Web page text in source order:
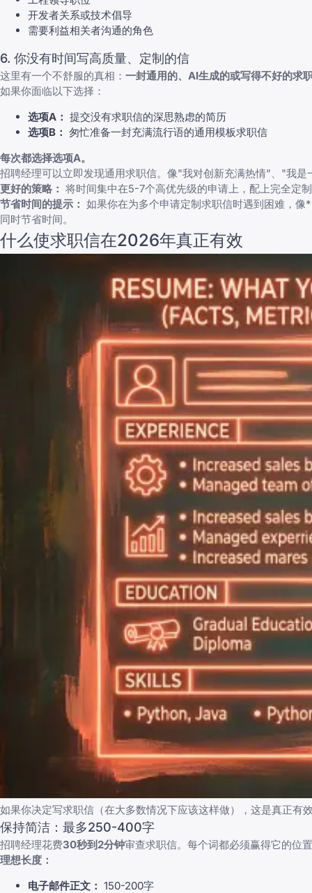
开发者关系或技术倡导
需要利益相关者沟通的角色
6. 你没有时间写高质量、定制的信
这里有一个不舒服的真相： 一封通用的、AI生成的或写得不好的求
如果你面临以下选择：
选项A： 提交没有求职信的深思熟虑的简历
选项B： 匆忙准备一封充满流行语的通用模板求职信
每次都选择选项A。
招聘经理可以立即发现通用求职信。像"我对创新充满热情"、"我
更好的策略： 将时间集中在5-7个高优先级的申请上，配上完全定
节省时间的提示： 如果你在为多个申请定制求职信时遇到困难，像
同时节省时间。
什么使求职信在2026年真正有效
如果你决定写求职信（在大多数情况下应该这样做），这是真正有
保持简洁：最多250-400字
招聘经理花费30秒到2分钟审查求职信。每个词都必须赢得它的位
理想长度：
电子邮件正文： 150-200字